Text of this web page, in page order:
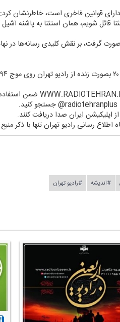
دارای قوانین فاخری است،
قائل شویم، همان استثنا به پاشنه
گرفت، بر نقش كلیدی رسانه‌ها در
از اپلیكیشن ایران صدا دریافت كنند.
اطلاع رسانی رادیو تهران تنها با ذكر
#اندیشه
#رادیو تهران